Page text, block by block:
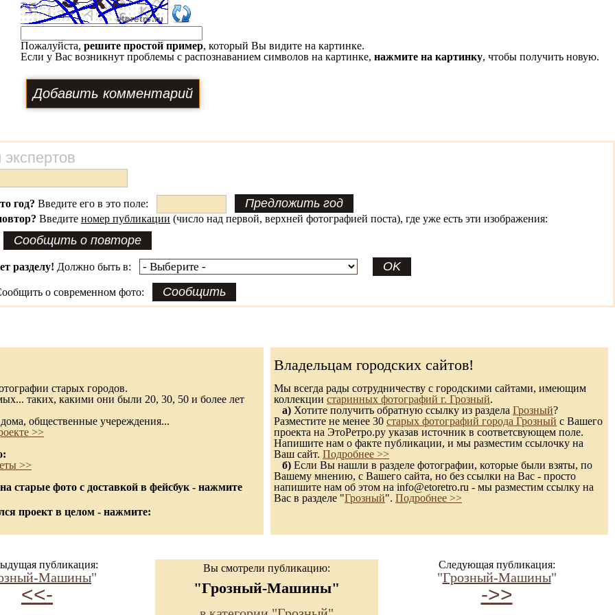
Пожалуйста, решите простой пример, который Вы видите на картинке.
Если у Вас возникнут проблемы с распознаванием символов на картинке, нажмите на картинку, чтобы получить новую.
год? Введите его в это поле:
Введите номер публикации (число над первой, верхней фотографией поста), где уже есть эти изображения:
разделу! Должно быть в:
о современном фото:
старых городов.
таких, какими они были 20, 30, 50 и более лет
общественные учереждения...
>>
>>
старые фото с доставкой в фейсбук - нажмите
проект в целом - нажмите:
Владельцам городских сайтов!
Мы всегда рады сотрудничеству с городскими сайтами, имеющим
коллекции старинных фотографий г. Грозный.
а) Хотите получить обратную ссылку из раздела Грозный?
Разместите не менее 30 старых фотографий города Грозный с Вашего
проекта на ЭтоРетро.ру указав источник в соответсвующем поле.
Напишите нам о факте публикации, и мы разместим ссылочку на
Ваш сайт. Подробнее >>
б) Если Вы нашли в разделе фотографии, которые были взяты, по
Вашему мнению, с Вашего сайта, но без ссылки на Вас - просто
напишите нам об этом на info@etoretro.ru - мы разместим ссылку на
Вас в разделе "Грозный". Подробнее >>
публикация:
Машины"
<<-
Вы смотрели публикацию:
"Грозный-Машины"
Следующая публикация:
"Грозный-Машины"
->>